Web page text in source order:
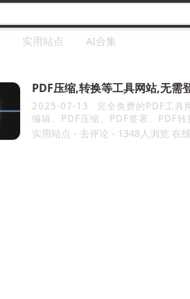
实用站点 AI合集
PDF压缩,转换等工具网站,无需
2025-07-13
编辑、PDF压缩、PDF签署、PDF
实用站点 - 去评论 - 1348人浏览 在